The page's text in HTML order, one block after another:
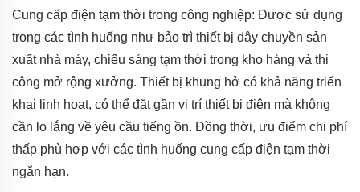
Cung cấp điện tạm thời trong công nghiệp: Được sử dụng
trong các tình huống như bảo trì thiết bị dây chuyền sản
xuất nhà máy, chiếu sáng tạm thời trong kho hàng và thi
công mở rộng xưởng. Thiết bị khung hở có khả năng triển
khai linh hoạt, có thể đặt gần vị trí thiết bị điện mà không
cần lo lắng về yêu cầu tiếng ồn. Đồng thời, ưu điểm chi phí
thấp phù hợp với các tình huống cung cấp điện tạm thời
ngắn hạn.